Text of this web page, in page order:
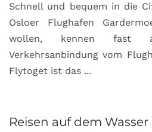
Schnell und bequem in die
Osloer Flughafen
wollen, kennen fast
Verkehrsanbindung vom
Flytoget ist das ...
Reisen auf dem Wasser